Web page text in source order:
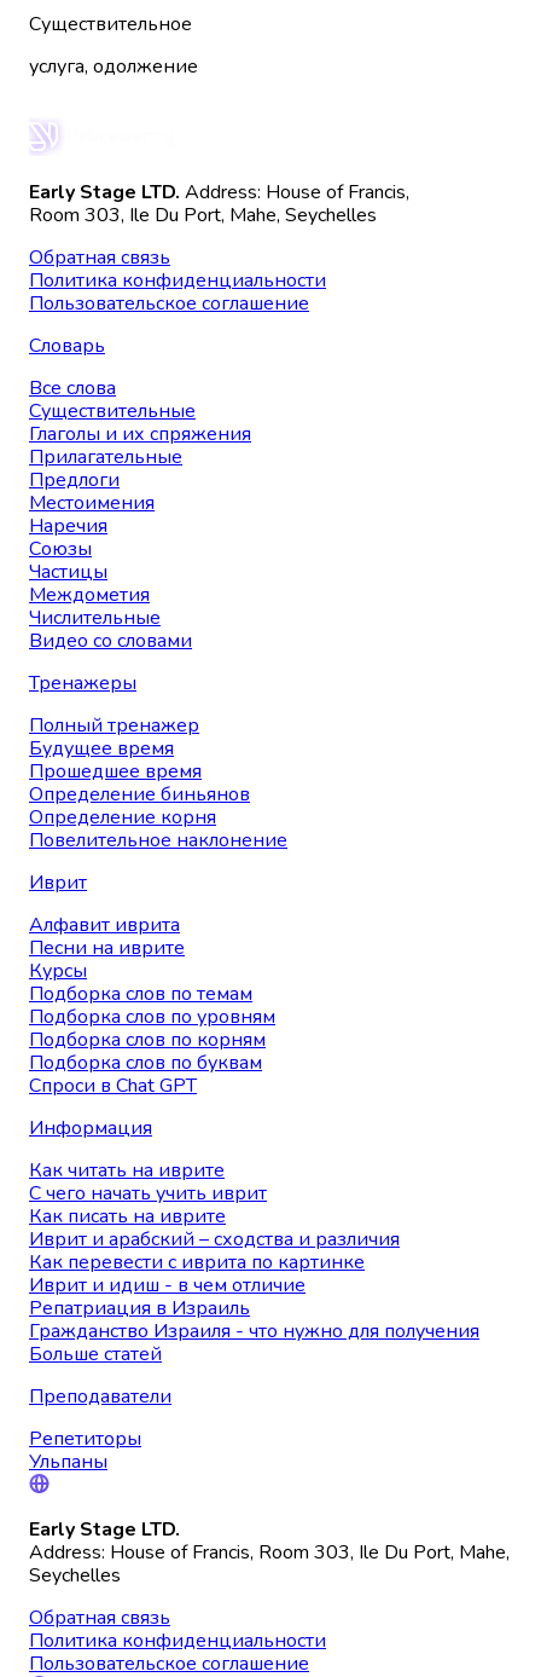
Существительное
услуга, одолжение
Early Stage LTD. Address: House of Francis,
Room 303, Ile Du Port, Mahe, Seychelles
Обратная связь
Политика конфиденциальности
Пользовательское соглашение
Словарь
Все слова
Существительные
Глаголы и их спряжения
Прилагательные
Предлоги
Местоимения
Наречия
Союзы
Частицы
Междометия
Числительные
Видео со словами
Тренажеры
Полный тренажер
Будущее время
Прошедшее время
Определение биньянов
Определение корня
Повелительное наклонение
Иврит
Алфавит иврита
Песни на иврите
Курсы
Подборка слов по темам
Подборка слов по уровням
Подборка слов по корням
Подборка слов по буквам
Спроси в Chat GPT
Информация
Как читать на иврите
С чего начать учить иврит
Как писать на иврите
Иврит и арабский – сходства и различия
Как перевести с иврита по картинке
Иврит и идиш - в чем отличие
Репатриация в Израиль
Гражданство Израиля - что нужно для получения
Больше статей
Преподаватели
Репетиторы
Ульпаны
Early Stage LTD.
Address: House of Francis, Room 303, Ile Du Port, Mahe,
Seychelles
Обратная связь
Политика конфиденциальности
Пользовательское соглашение